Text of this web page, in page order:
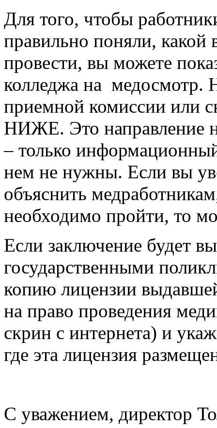
Для того, чтобы
правильно поняли,
провести, вы можете
колледжа на медосмотр.
приемной комиссии или
НИЖЕ. Это направление
– только
нем не нужны. Если вы
объяснить
необходимо пройти, то
Если заключение будет
государственными
копию лицензии
на право проведения
скрин с интернета) и
где эта лицензия
С уважением, директор